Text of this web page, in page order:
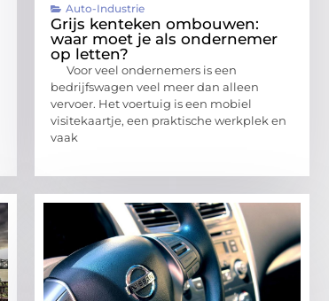
Auto-Industrie
Grijs kenteken ombouwen:
waar moet je als ondernemer
op letten?
Voor veel ondernemers is een
bedrijfswagen veel meer dan alleen
vervoer. Het voertuig is een mobiel
visitekaartje, een praktische werkplek en
vaak